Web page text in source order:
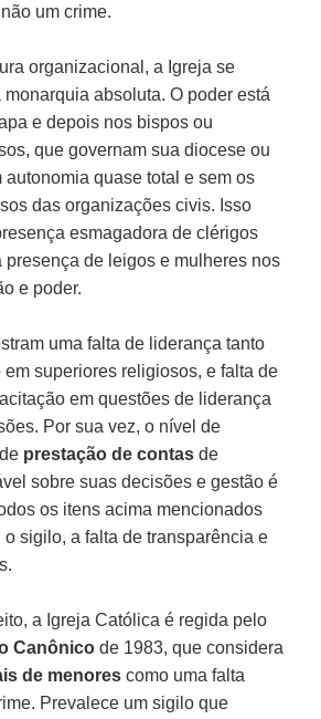
um crime.
organizacional, a Igreja se
absoluta. O poder está
e depois nos bispos ou
que governam sua diocese ou
autonomia quase total e sem os
das organizações civis. Isso
esmagadora de clérigos
presença de leigos e mulheres nos
e poder.
uma falta de liderança tanto
superiores religiosos, e falta de
em questões de liderança
Por sua vez, o nível de
prestação de contas de
sobre suas decisões e gestão é
os itens acima mencionados
sigilo, a falta de transparência e
a Igreja Católica é regida pelo
Canônico de 1983, que considera
de menores como uma falta
Prevalece um sigilo que